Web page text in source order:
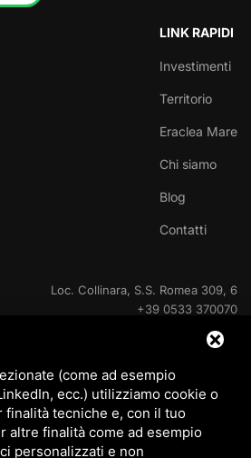
(come ad esempio
ecc.) utilizziamo cookie o
tecniche e, con il tuo
altre finalità come ad esempio
personalizzati e non
LINK RAPIDI
Investimenti
Territorio
Eraclea Mare
Chi siamo
Blog
Contatti
Loc. Collinara, S.S. Romea 309, 6
+39 0533 370070
Viale delle Nazioni Unite, 95
+39 0533 370070
Ufficio di cantiere V.Le Portogallo
+39 0533 37007